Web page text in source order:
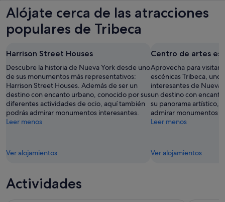
Alójate cerca de las atracciones
populares de Tribeca
Harrison Street Houses
Descubre la historia de Nueva York desde uno
de sus monumentos más representativos:
Harrison Street Houses. Además de ser un
destino con encanto urbano, conocido por sus
diferentes actividades de ocio, aquí también
podrás admirar monumentos interesantes.
Leer menos
Ver alojamientos
Centro de artes
Aprovecha para visitar
escénicas Tribeca, uno
interesantes de Nueva
un destino con
su panorama artístico,
admirar monumentos
Leer menos
Ver alojamientos
Actividades